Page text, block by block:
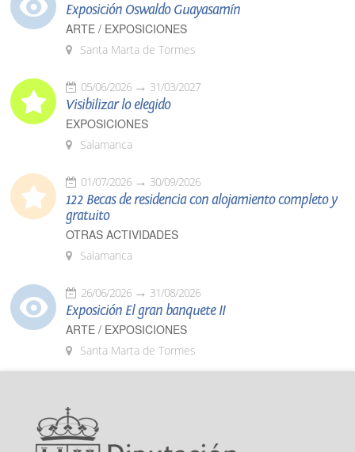
Exposición Oswaldo Guayasamín
ARTE / EXPOSICIONES
Santa Marta de Tormes
05/06/2026 31/03/2027
Visibilizar lo elegido
EXPOSICIONES
Salamanca
01/07/2026 30/09/2026
122 Becas de residencia con alojamiento completo y
gratuito
OTRAS ACTIVIDADES
Salamanca
26/06/2026 31/08/2026
Exposición El gran banquete II
ARTE / EXPOSICIONES
Santa Marta de Tormes